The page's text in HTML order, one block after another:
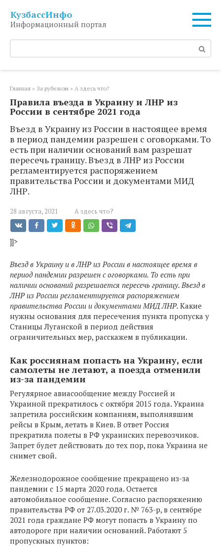
контенту
КузбассИнфо
Информационный портал
Поиск:
Главная » За рубежом » А здесь что?
Правила въезда в Украину и ЛНР из
России в сентябре 2021 года
Въезд в Украину из России в настоящее время
в период пандемии разрешен с оговорками. То
есть при наличии оснований вам разрешат
пересечь границу. Въезд в ЛНР из России
регламентируется распоряжением
правительства России и документами МИД
ЛНР.
28 августа, 2021 А здесь что?
]]>
Въезд в Украину и в ЛНР из России в настоящее время в
период пандемии разрешен с оговорками. То есть при
наличии оснований разрешается пересечь границу. Въезд в
ЛНР из России регламентируется распоряжением
правительства России и документами МИД ЛНР. Какие
нужны основания для пересечения пункта пропуска у
Станицы Луганской в период действия
ограничительных мер, расскажем в публикации.
Как россиянам попасть на Украину, если
самолеты не летают, а поезда отменили
из-за пандемии
Регулярное авиасообщение между Россией и
Украиной прекратилось с октября 2015 года. Украина
запретила российским компаниям, выполнявшим
рейсы в Крым, летать в Киев. В ответ Россия
прекратила полеты в РФ украинских перевозчиков.
Запрет будет действовать до тех пор, пока Украина не
снимет свой.
Железнодорожное сообщение прекращено из-за
пандемии с 15 марта 2020 года. Остается
автомобильное сообщение. Согласно распоряжению
правительства РФ от 27.03.2020 г. № 763-р, в сентябре
2021 года граждане РФ могут попасть в Украину по
автодороге при наличии оснований. Работают 5
пропускных пунктов: